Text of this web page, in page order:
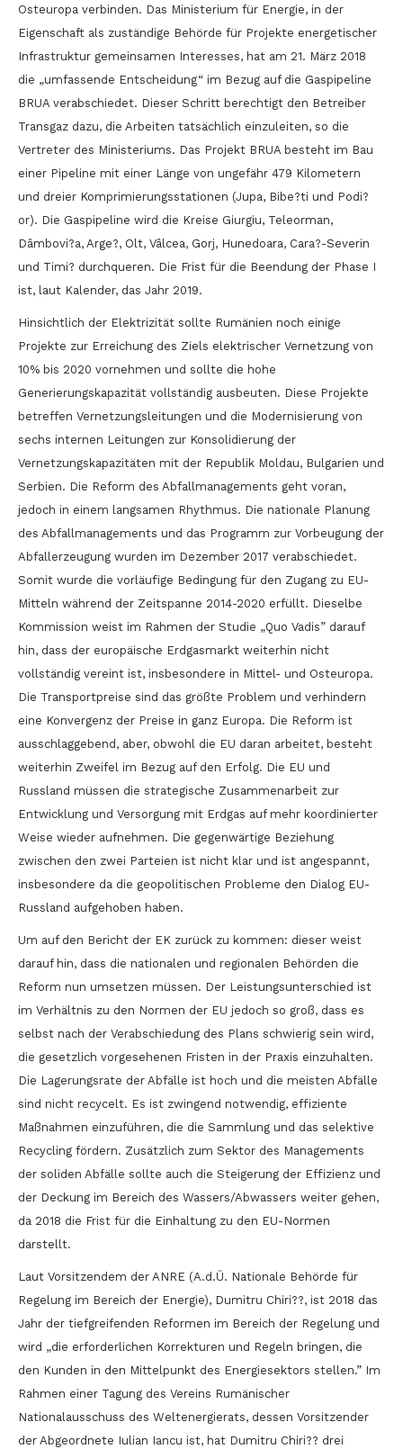
Osteuropa verbinden. Das Ministerium für Energie, in der
Eigenschaft als zuständige Behörde für Projekte energetischer
Infrastruktur gemeinsamen Interesses, hat am 21. März 2018
die „umfassende Entscheidung“ im Bezug auf die Gaspipeline
BRUA verabschiedet. Dieser Schritt berechtigt den Betreiber
Transgaz dazu, die Arbeiten tatsächlich einzuleiten, so die
Vertreter des Ministeriums. Das Projekt BRUA besteht im Bau
einer Pipeline mit einer Länge von ungefähr 479 Kilometern
und dreier Komprimierungsstationen (Jupa, Bibe?ti und Podi?
or). Die Gaspipeline wird die Kreise Giurgiu, Teleorman,
Dâmbovi?a, Arge?, Olt, Vâlcea, Gorj, Hunedoara, Cara?-Severin
und Timi? durchqueren. Die Frist für die Beendung der Phase I
ist, laut Kalender, das Jahr 2019.
Hinsichtlich der Elektrizität sollte Rumänien noch einige
Projekte zur Erreichung des Ziels elektrischer Vernetzung von
10% bis 2020 vornehmen und sollte die hohe
Generierungskapazität vollständig ausbeuten. Diese Projekte
betreffen Vernetzungsleitungen und die Modernisierung von
sechs internen Leitungen zur Konsolidierung der
Vernetzungskapazitäten mit der Republik Moldau, Bulgarien und
Serbien. Die Reform des Abfallmanagements geht voran,
jedoch in einem langsamen Rhythmus. Die nationale Planung
des Abfallmanagements und das Programm zur Vorbeugung der
Abfallerzeugung wurden im Dezember 2017 verabschiedet.
Somit wurde die vorläufige Bedingung für den Zugang zu EU-
Mitteln während der Zeitspanne 2014-2020 erfüllt. Dieselbe
Kommission weist im Rahmen der Studie „Quo Vadis” darauf
hin, dass der europäische Erdgasmarkt weiterhin nicht
vollständig vereint ist, insbesondere in Mittel- und Osteuropa.
Die Transportpreise sind das größte Problem und verhindern
eine Konvergenz der Preise in ganz Europa. Die Reform ist
ausschlaggebend, aber, obwohl die EU daran arbeitet, besteht
weiterhin Zweifel im Bezug auf den Erfolg. Die EU und
Russland müssen die strategische Zusammenarbeit zur
Entwicklung und Versorgung mit Erdgas auf mehr koordinierter
Weise wieder aufnehmen. Die gegenwärtige Beziehung
zwischen den zwei Parteien ist nicht klar und ist angespannt,
insbesondere da die geopolitischen Probleme den Dialog EU-
Russland aufgehoben haben.
Um auf den Bericht der EK zurück zu kommen: dieser weist
darauf hin, dass die nationalen und regionalen Behörden die
Reform nun umsetzen müssen. Der Leistungsunterschied ist
im Verhältnis zu den Normen der EU jedoch so groß, dass es
selbst nach der Verabschiedung des Plans schwierig sein wird,
die gesetzlich vorgesehenen Fristen in der Praxis einzuhalten.
Die Lagerungsrate der Abfälle ist hoch und die meisten Abfälle
sind nicht recycelt. Es ist zwingend notwendig, effiziente
Maßnahmen einzuführen, die die Sammlung und das selektive
Recycling fördern. Zusätzlich zum Sektor des Managements
der soliden Abfälle sollte auch die Steigerung der Effizienz und
der Deckung im Bereich des Wassers/Abwassers weiter gehen,
da 2018 die Frist für die Einhaltung zu den EU-Normen
darstellt.
Laut Vorsitzendem der ANRE (A.d.Ü. Nationale Behörde für
Regelung im Bereich der Energie), Dumitru Chiri??, ist 2018 das
Jahr der tiefgreifenden Reformen im Bereich der Regelung und
wird „die erforderlichen Korrekturen und Regeln bringen, die
den Kunden in den Mittelpunkt des Energiesektors stellen.” Im
Rahmen einer Tagung des Vereins Rumänischer
Nationalausschuss des Weltenergierats, dessen Vorsitzender
der Abgeordnete Iulian Iancu ist, hat Dumitru Chiri?? drei